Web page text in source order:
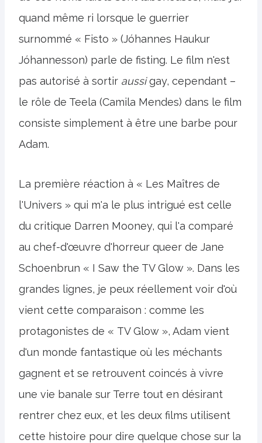
quand même ri lorsque le guerrier
surnommé « Fisto » (Jóhannes Haukur
Jóhannesson) parle de fisting. Le film n'est
pas autorisé à sortir aussigay, cependant –
le rôle de Teela (Camila Mendes) dans le film
consiste simplement à être une barbe pour
Adam.
La première réaction à « Les Maîtres de
l'Univers » qui m'a le plus intrigué est celle
du critique Darren Mooney, qui l'a comparé
au chef-d'œuvre d'horreur queer de Jane
Schoenbrun « I Saw the TV Glow ». Dans les
grandes lignes, je peux réellement voir d'où
vient cette comparaison : comme les
protagonistes de « TV Glow », Adam vient
d'un monde fantastique où les méchants
gagnent et se retrouvent coincés à vivre
une vie banale sur Terre tout en désirant
rentrer chez eux, et les deux films utilisent
cette histoire pour dire quelque chose sur la